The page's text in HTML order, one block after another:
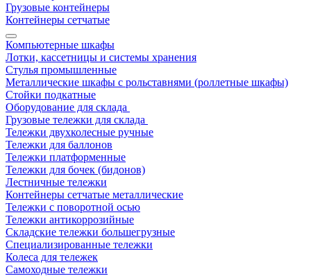
Грузовые контейнеры
Контейнеры сетчатые
Компьютерные шкафы
Лотки, кассетницы и системы хранения
Стулья промышленные
Металлические шкафы с рольставнями (роллетные шкафы)
Стойки подкатные
Оборудование для склада
Грузовые тележки для склада
Тележки двухколесные ручные
Тележки для баллонов
Тележки платформенные
Тележки для бочек (бидонов)
Лестничные тележки
Контейнеры сетчатые металлические
Тележки с поворотной осью
Тележки антикоррозийные
Складские тележки большегрузные
Специализированные тележки
Колеса для тележек
Самоходные тележки